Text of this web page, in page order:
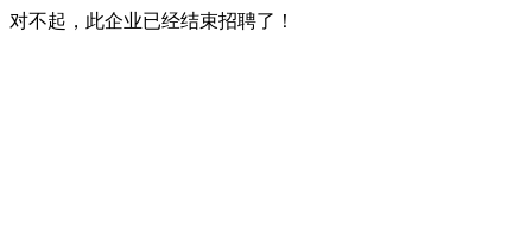
对不起，此企业已经结束招聘了！